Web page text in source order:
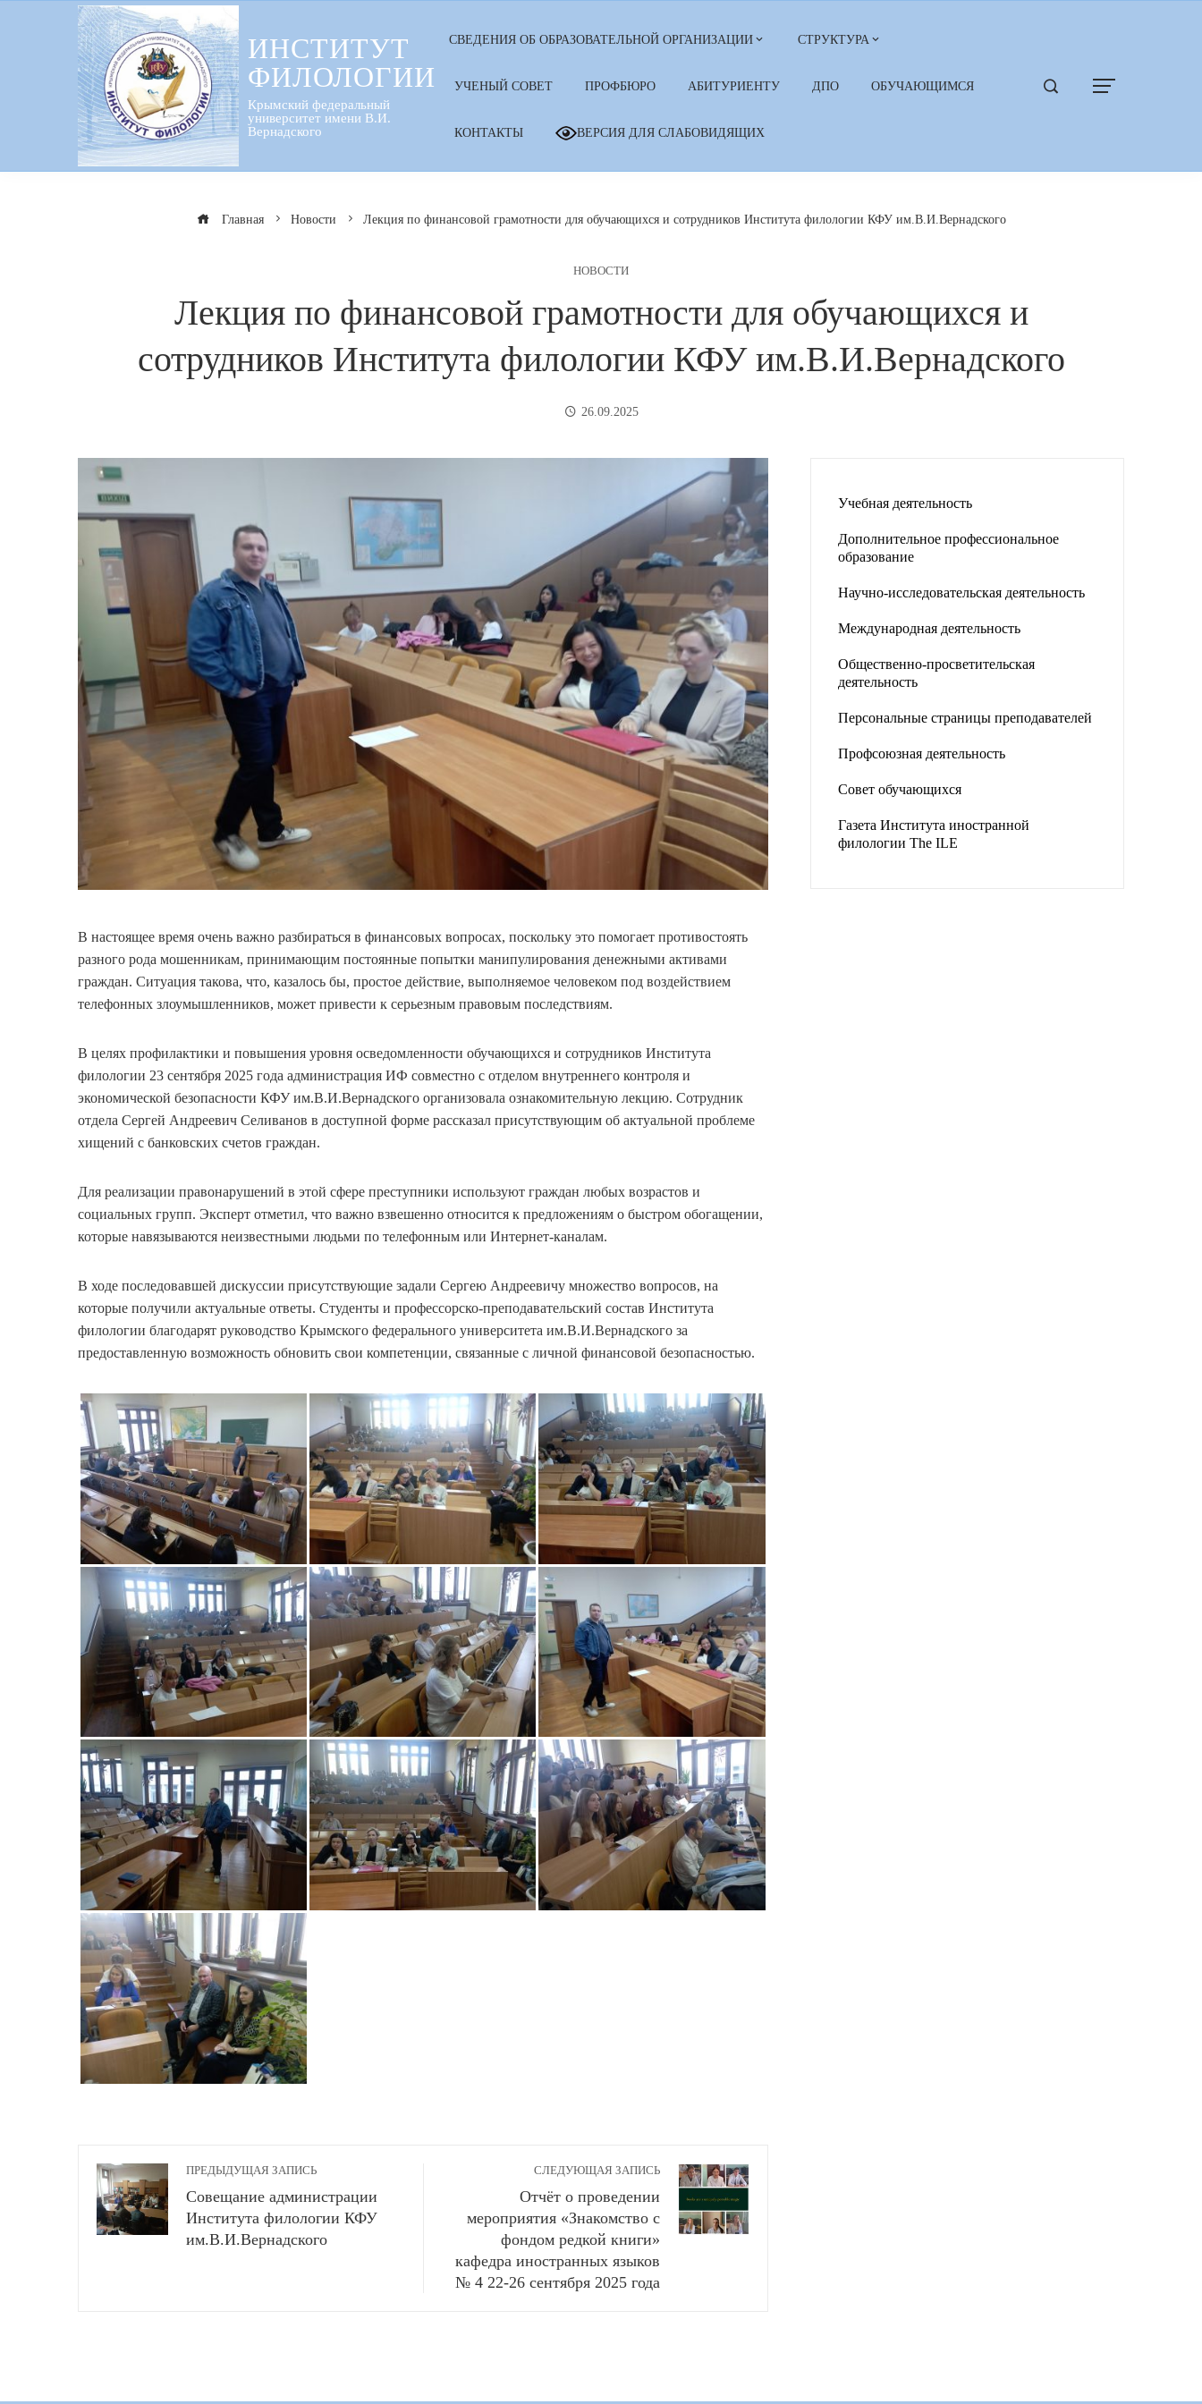
ИНСТИТУТ
ФИЛОЛОГИИ
Крымский федеральный
университет имени В.И.
Вернадского
СВЕДЕНИЯ ОБ ОБРАЗОВАТЕЛЬНОЙ ОРГАНИЗАЦИИ СТРУКТУРА
УЧЕНЫЙ СОВЕТ ПРОФБЮРО АБИТУРИЕНТУ ДПО ОБУЧАЮЩИМСЯ
КОНТАКТЫ ВЕРСИЯ ДЛЯ СЛАБОВИДЯЩИХ
Главная Новости Лекция по финансовой грамотности для обучающихся и сотрудников Института филологии КФУ им.В.И.Вернадского
НОВОСТИ
Лекция по финансовой грамотности для обучающихся и
сотрудников Института филологии КФУ им.В.И.Вернадского
26.09.2025
В настоящее время очень важно разбираться в финансовых вопросах, поскольку это помогает противостоять
разного рода мошенникам, принимающим постоянные попытки манипулирования денежными активами
граждан. Ситуация такова, что, казалось бы, простое действие, выполняемое человеком под воздействием
телефонных злоумышленников, может привести к серьезным правовым последствиям.
В целях профилактики и повышения уровня осведомленности обучающихся и сотрудников Института
филологии 23 сентября 2025 года администрация ИФ совместно с отделом внутреннего контроля и
экономической безопасности КФУ им.В.И.Вернадского организовала ознакомительную лекцию. Сотрудник
отдела Сергей Андреевич Селиванов в доступной форме рассказал присутствующим об актуальной проблеме
хищений с банковских счетов граждан.
Для реализации правонарушений в этой сфере преступники используют граждан любых возрастов и
социальных групп. Эксперт отметил, что важно взвешенно относится к предложениям о быстром обогащении,
которые навязываются неизвестными людьми по телефонным или Интернет-каналам.
В ходе последовавшей дискуссии присутствующие задали Сергею Андреевичу множество вопросов, на
которые получили актуальные ответы. Студенты и профессорско-преподавательский состав Института
филологии благодарят руководство Крымского федерального университета им.В.И.Вернадского за
предоставленную возможность обновить свои компетенции, связанные с личной финансовой безопасностью.
ПРЕДЫДУЩАЯ ЗАПИСЬ
Совещание администрации
Института филологии КФУ
им.В.И.Вернадского
СЛЕДУЮЩАЯ ЗАПИСЬ
Отчёт о проведении
мероприятия «Знакомство с
фондом редкой книги»
кафедра иностранных языков
№ 4 22-26 сентября 2025 года
Учебная деятельность
Дополнительное профессиональное
образование
Научно-исследовательская деятельность
Международная деятельность
Общественно-просветительская
деятельность
Персональные страницы преподавателей
Профсоюзная деятельность
Совет обучающихся
Газета Института иностранной
филологии The ILE